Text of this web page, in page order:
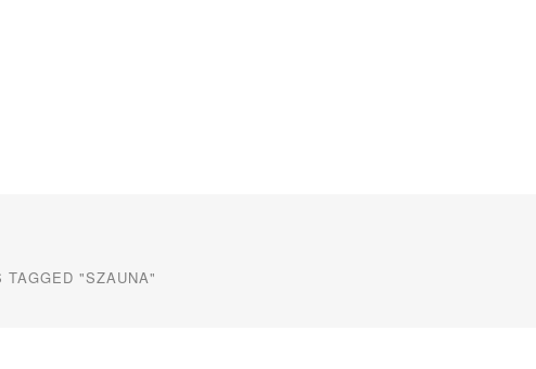
TAGGED "SZAUNA"